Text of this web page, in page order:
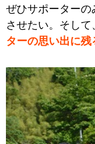
ぜひサポーター
させたい。そして
ターの思い出に残